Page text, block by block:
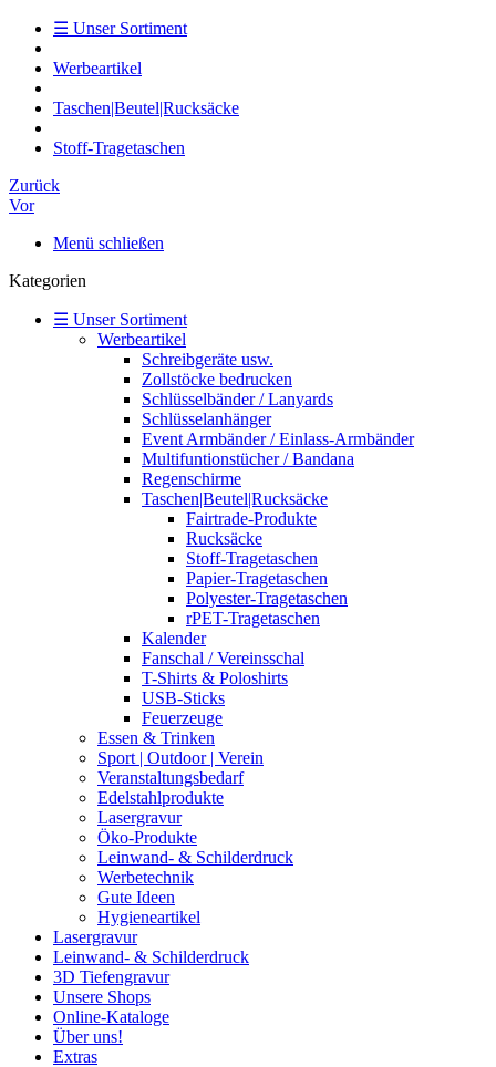
☰ Unser Sortiment
Werbeartikel
Taschen|Beutel|Rucksäcke
Stoff-Tragetaschen
Zurück
Vor
Menü schließen
Kategorien
☰ Unser Sortiment
Werbeartikel
Schreibgeräte usw.
Zollstöcke bedrucken
Schlüsselbänder / Lanyards
Schlüsselanhänger
Event Armbänder / Einlass-Armbänder
Multifuntionstücher / Bandana
Regenschirme
Taschen|Beutel|Rucksäcke
Fairtrade-Produkte
Rucksäcke
Stoff-Tragetaschen
Papier-Tragetaschen
Polyester-Tragetaschen
rPET-Tragetaschen
Kalender
Fanschal / Vereinsschal
T-Shirts & Poloshirts
USB-Sticks
Feuerzeuge
Essen & Trinken
Sport | Outdoor | Verein
Veranstaltungsbedarf
Edelstahlprodukte
Lasergravur
Öko-Produkte
Leinwand- & Schilderdruck
Werbetechnik
Gute Ideen
Hygieneartikel
Lasergravur
Leinwand- & Schilderdruck
3D Tiefengravur
Unsere Shops
Online-Kataloge
Über uns!
Extras